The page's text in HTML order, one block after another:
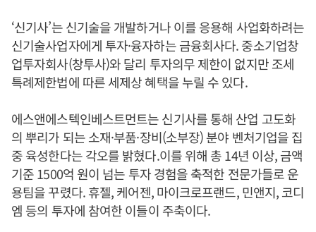
‘신기사’는 신기술을 개발하거나 이를 응용해 사업화하려는
신기술사업자에게 투자·융자하는 금융회사다. 중소기업창
업투자회사(창투사)와 달리 투자의무 제한이 없지만 조세
특례제한법에 따른 세제상 혜택을 누릴 수 있다.
에스앤에스텍인베스트먼트는 신기사를 통해 산업 고도화
의 뿌리가 되는 소재·부품·장비(소부장) 분야 벤처기업을 집
중 육성한다는 각오를 밝혔다.이를 위해 총 14년 이상, 금액
기준 1500억 원이 넘는 투자 경험을 축적한 전문가들로 운
용팀을 꾸렸다. 휴젤, 케어젠, 마이크로프랜드, 민앤지, 코디
엠 등의 투자에 참여한 이들이 주축이다.